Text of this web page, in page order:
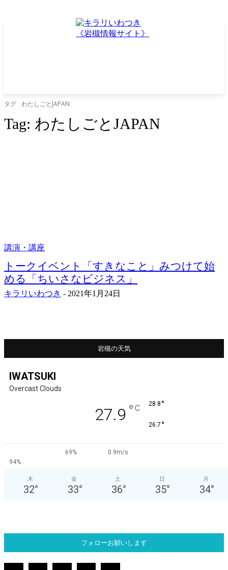
タグ わたしごとJAPAN
Tag: わたしごとJAPAN
講演・講座
トークイベント「すきなこと」みつけて始
める「ちいさなビジネス」
キラリいわつき - 2021年1月24日
岩槻の天気
IWATSUKI
Overcast Clouds
27.9 ° C 28.8 °
26.7 °
69%
0.9m/s
94%
木
32°
金
33°
土
36°
日
35°
月
34°
フォローお願いします